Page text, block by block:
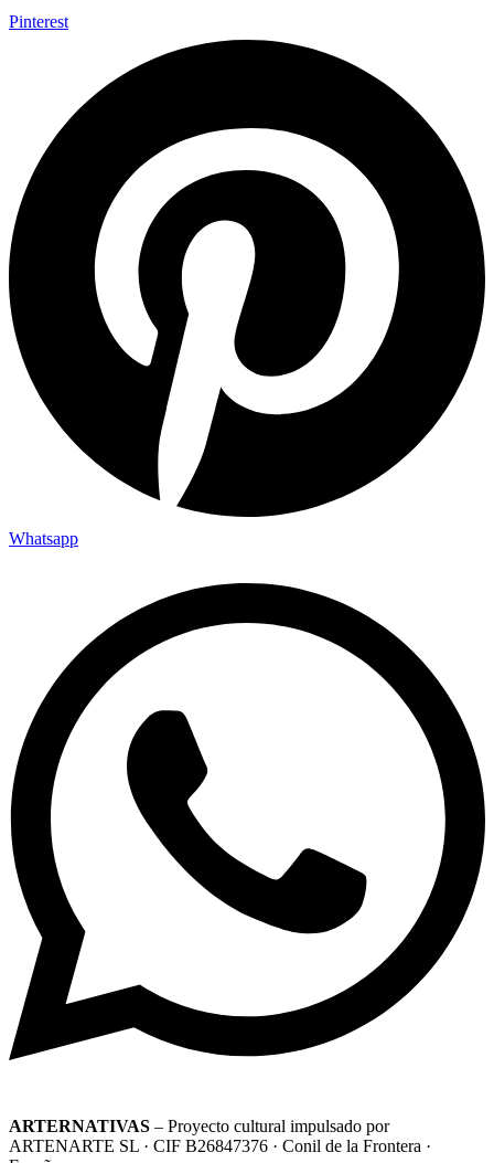
Pinterest
Whatsapp
ARTERNATIVAS – Proyecto cultural impulsado por
ARTENARTE SL · CIF B26847376 · Conil de la Frontera ·